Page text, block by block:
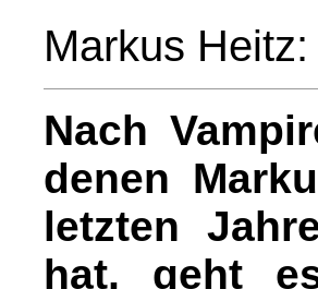
Markus
Nach
denen
letzten
hat, geht